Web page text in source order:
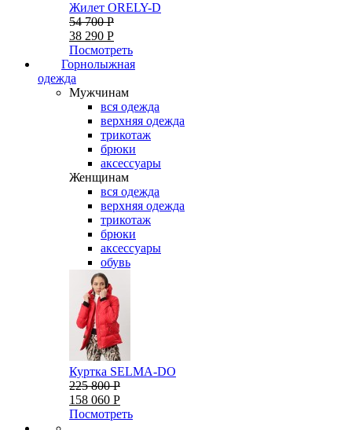
Жилет ORELY-D
54 700 Р
38 290 Р
Посмотреть
Горнолыжная
одежда
Мужчинам
вся одежда
верхняя одежда
трикотаж
брюки
аксессуары
Женщинам
вся одежда
верхняя одежда
трикотаж
брюки
аксессуары
обувь
Куртка SELMA-DO
225 800 Р
158 060 Р
Посмотреть